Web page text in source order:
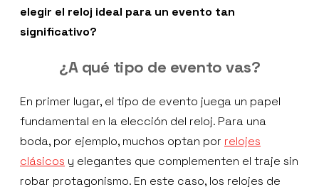
elegir el reloj ideal para un evento tan
significativo?
¿A qué tipo de evento vas?
En primer lugar, el tipo de evento juega un papel
fundamental en la elección del reloj. Para una
boda, por ejemplo, muchos optan por relojes
clásicos y elegantes que complementen el traje sin
robar protagonismo. En este caso, los relojes de